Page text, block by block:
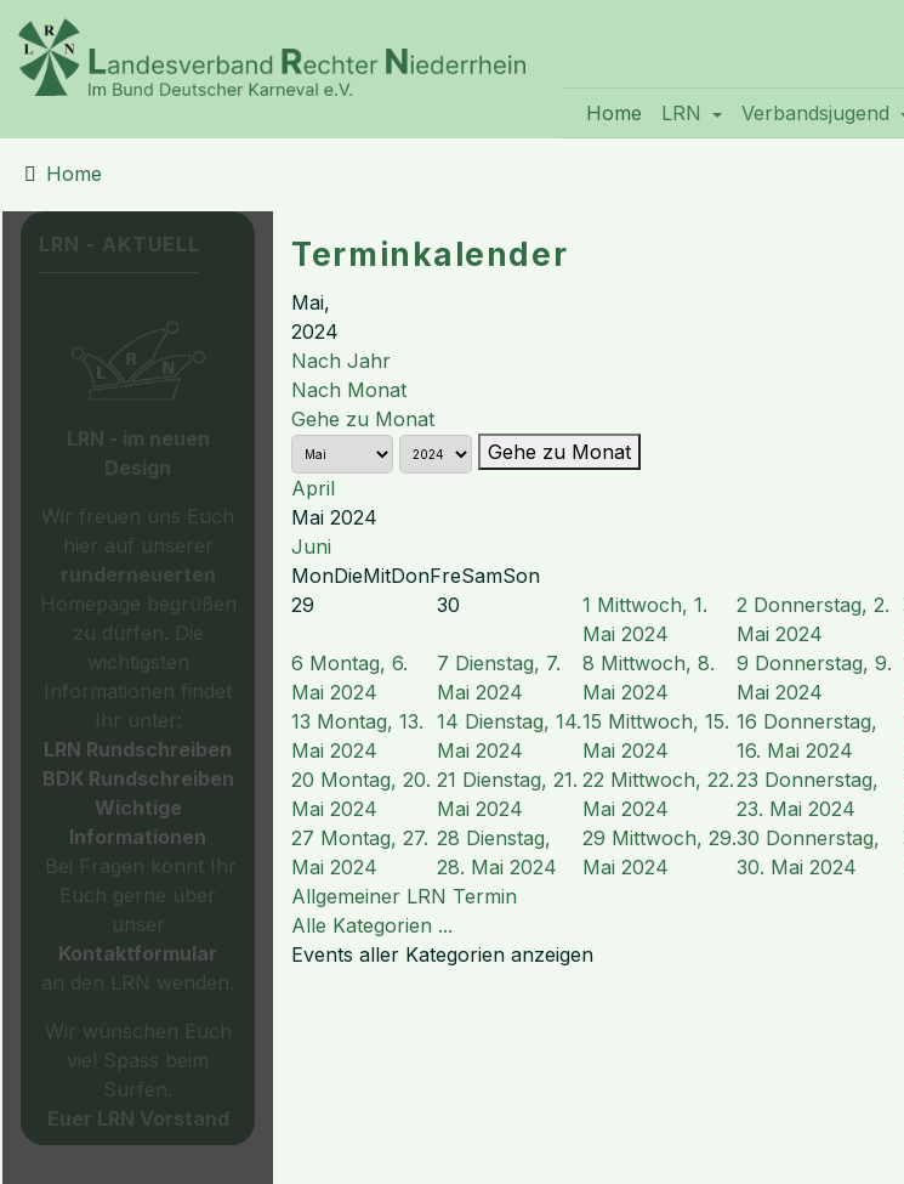
Home LRN Verbandsjugend
Home
Terminkalender
Mai,
2024
Nach Jahr
Nach Monat
Gehe zu Monat
Gehe zu Monat
April
Mai 2024
Juni
MonDieMitDonFreSamSon
29
30 1 Mittwoch, 1.
Mai 2024
2 Donnerstag, 2.
Mai 2024
6 Montag, 6.
Mai 2024
7 Dienstag, 7.
Mai 2024
8 Mittwoch, 8.
Mai 2024
9 Donnerstag, 9.
Mai 2024
13 Montag, 13.
Mai 2024
14 Dienstag, 14.
Mai 2024
15 Mittwoch, 15.
Mai 2024
16 Donnerstag,
16. Mai 2024
20 Montag, 20.
Mai 2024
21 Dienstag, 21.
Mai 2024
22 Mittwoch, 22.
Mai 2024
23 Donnerstag,
23. Mai 2024
27 Montag, 27.
Mai 2024
28 Dienstag,
28. Mai 2024
29 Mittwoch, 29.
Mai 2024
30 Donnerstag,
30. Mai 2024
Allgemeiner LRN Termin
Alle Kategorien ...
Events aller Kategorien anzeigen
LRN - AKTUELL
LRN - im neuen
Design
Wir freuen uns Euch
hier auf unserer
runderneuerten
Homepage begrüßen
zu dürfen. Die
wichtigsten
Informationen findet
Ihr unter:
LRN Rundschreiben
BDK Rundschreiben
Wichtige
Informationen
Bei Fragen könnt Ihr
Euch gerne über
unser
Kontaktformular
an den LRN wenden.
Wir wünschen Euch
viel Spass beim
Surfen.
Euer LRN Vorstand